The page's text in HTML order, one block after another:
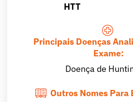
HTT
Principais Doenças
Exame:
Doença de
Outros Nomes Para